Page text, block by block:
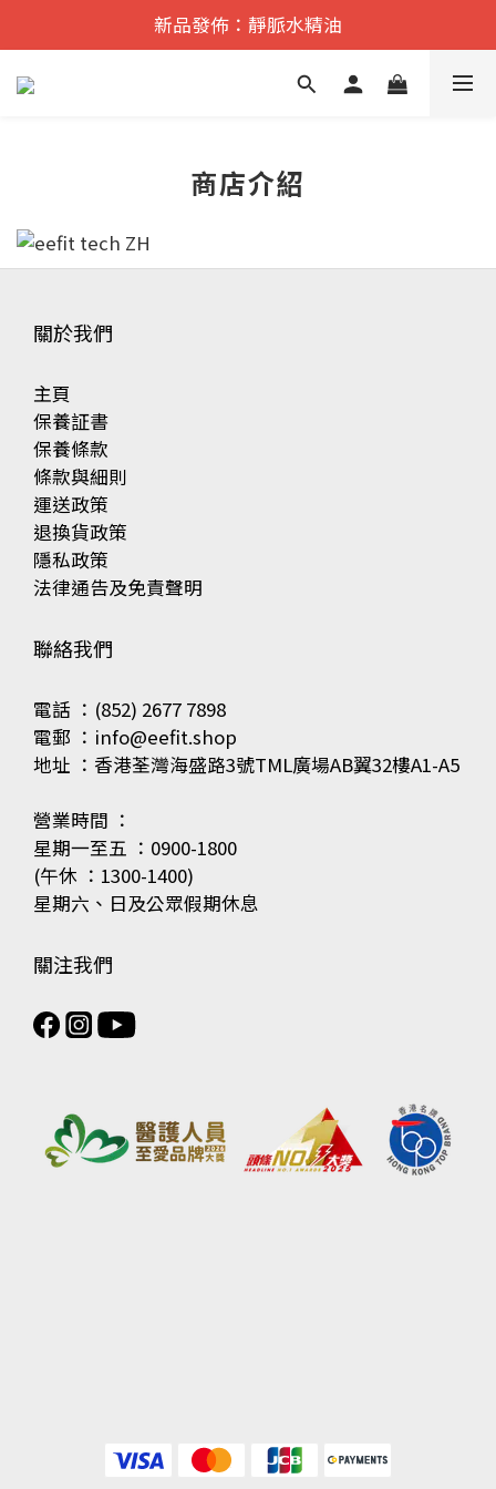
遠紅外舒痛·理療    香港No.1
新品發佈：靜脈水精油
遠紅外舒痛·理療    香港No.1
商店介紹
關於我們
主頁
保養証書
保養條款
條款與細則
運送政策
退換貨政策
隱私政策
法律通告及免責聲明
聯絡我們
電話 ：(852) 2677 7898
電郵 ：info@eefit.shop
地址 ：香港荃灣海盛路3號TML廣場AB翼32樓A1-A5
營業時間 ：
星期一至五 ：0900-1800
(午休 ：1300-1400)
星期六、日及公眾假期休息
關注我們